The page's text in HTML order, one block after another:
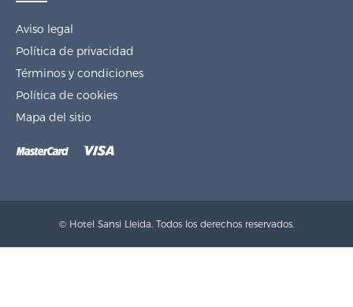
Aviso legal
Política de privacidad
Términos y condiciones
Política de cookies
Mapa del sitio
© Hotel Sansi Lleida. Todos los derechos reservados.